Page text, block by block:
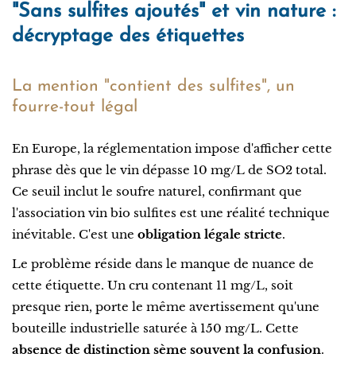
"Sans sulfites ajoutés" et vin nature :
décryptage des étiquettes
La mention "contient des sulfites", un
fourre-tout légal
En Europe, la réglementation impose d'afficher cette
phrase dès que le vin dépasse 10 mg/L de SO2 total.
Ce seuil inclut le soufre naturel, confirmant que
l'association vin bio sulfites est une réalité technique
inévitable. C'est une obligation légale stricte.
Le problème réside dans le manque de nuance de
cette étiquette. Un cru contenant 11 mg/L, soit
presque rien, porte le même avertissement qu'une
bouteille industrielle saturée à 150 mg/L. Cette
absence de distinction sème souvent la confusion.